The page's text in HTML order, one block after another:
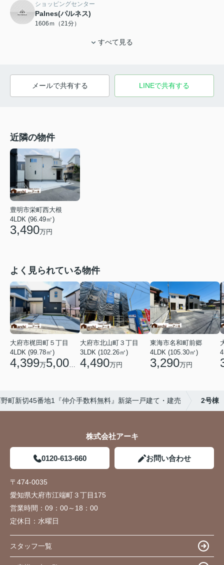
ショッピングセンター
Palnes(パルネス)
1606ｍ（21分）
すべて見る
メールで共有する LINEで共有する
近隣の物件
豊明市栄町西大根
4LDK (96.49㎡)
3,490万円
よく見られている物件
大府市梶田町５丁目
4LDK (99.78㎡)
4,399万5,000 円
大府市北山町３丁目
3LDK (102.26㎡)
4,490万円
東海市名和町前郷
4LDK (105.30㎡)
3,290万円
町新切45番地1『仲介手数料無料』新築一戸建て・建売 2号棟
株式会社アーキ
0120-613-660 お問い合わせ
〒474-0035
愛知県大府市江端町３丁目175
営業時間： 09：00～18：00
定休日： 水曜日
スタッフ一覧